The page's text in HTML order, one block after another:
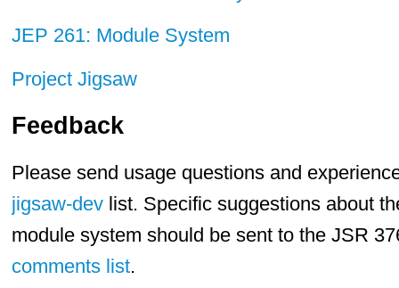
JEP 261: Module System
Project Jigsaw
Feedback
Please send usage questions and
jigsaw-dev list. Specific suggestions about
module system should be sent to the JSR
comments list.